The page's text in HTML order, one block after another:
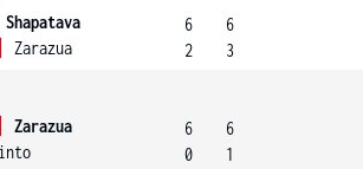
Shapatava
Zarazua
6
2
6
3
Zarazua
6
0
6
1